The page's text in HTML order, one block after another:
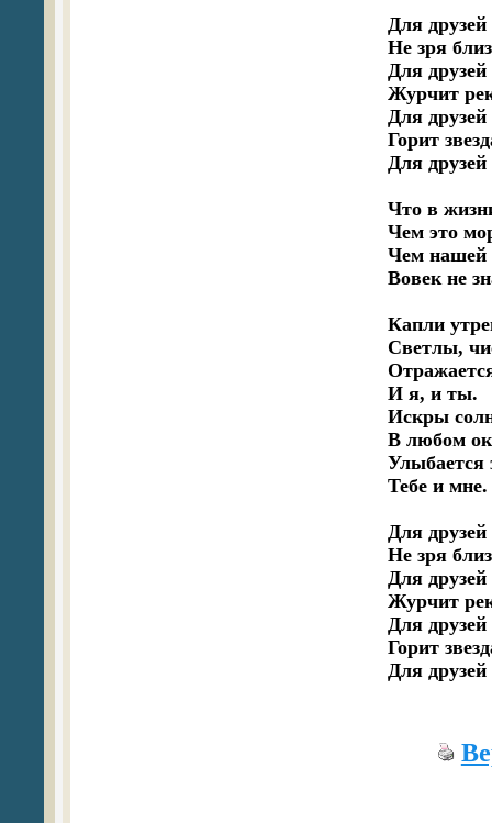
Для
Не зря
Для
Журчит
Для друзей
Горит
Для друзей
Что в
Чем это
Чем нашей
Вовек не
Капли
Светлы,
И я, и ты.
Искры
В любом
Улыбается
Тебе и мне.
Для
Не зря
Для
Журчит
Для друзей
Горит
Для друзей